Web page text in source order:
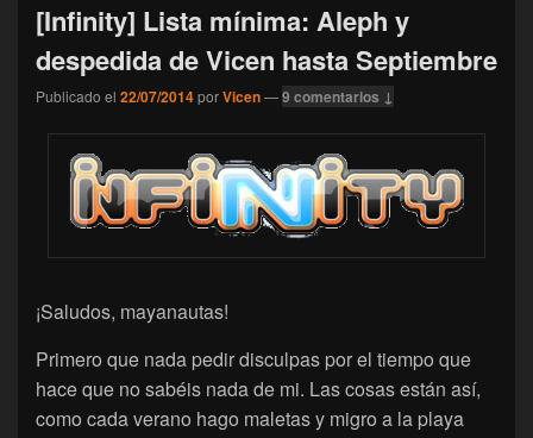
[Infinity] Lista mínima: Aleph y
despedida de Vicen hasta Septiembre
Publicado el 22/07/2014porVicen—9 comentarios ↓
¡Saludos, mayanautas!
Primero que nada pedir disculpas por el tiempo que
hace que no sabéis nada de mi. Las cosas están así,
como cada verano hago maletas y migro a la playa